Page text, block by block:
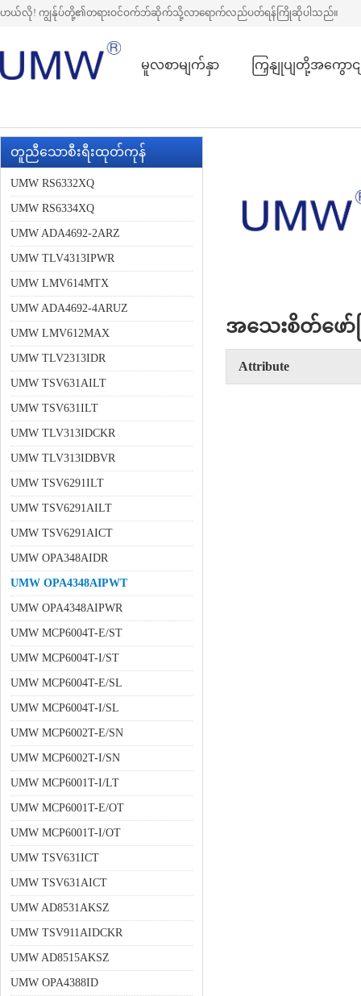
ဟယ်လို! ကျွန်ုပ်တို့၏တရားဝင်ဝက်ဘ်ဆိုက်သို့လာရောက်လည်ပတ်ရန်ကြိုဆိုပါသည်။
မူလစာမျက်နှာ ကြှနျုပျတို့အကွောင
တူညီသောစီးရီးထုတ်ကုန်
UMW RS6332XQ
UMW RS6334XQ
UMW ADA4692-2ARZ
UMW TLV4313IPWR
UMW LMV614MTX
UMW ADA4692-4ARUZ
UMW LMV612MAX
UMW TLV2313IDR
UMW TSV631AILT
UMW TSV631ILT
UMW TLV313IDCKR
UMW TLV313IDBVR
UMW TSV6291ILT
UMW TSV6291AILT
UMW TSV6291AICT
UMW OPA348AIDR
UMW OPA4348AIPWT
UMW OPA4348AIPWR
UMW MCP6004T-E/ST
UMW MCP6004T-I/ST
UMW MCP6004T-E/SL
UMW MCP6004T-I/SL
UMW MCP6002T-E/SN
UMW MCP6002T-I/SN
UMW MCP6001T-I/LT
UMW MCP6001T-E/OT
UMW MCP6001T-I/OT
UMW TSV631ICT
UMW TSV631AICT
UMW AD8531AKSZ
UMW TSV911AIDCKR
UMW AD8515AKSZ
UMW OPA4388ID
အသေးစိတ်ဖော်ပ
Attribute